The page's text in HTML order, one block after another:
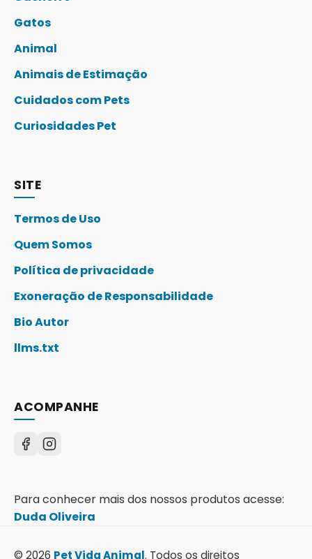
Gatos
Animal
Animais de Estimação
Cuidados com Pets
Curiosidades Pet
SITE
Termos de Uso
Quem Somos
Política de privacidade
Exoneração de Responsabilidade
Bio Autor
llms.txt
ACOMPANHE
Para conhecer mais dos nossos produtos acesse:
Duda Oliveira
© 2026 Pet Vida Animal. Todos os direitos